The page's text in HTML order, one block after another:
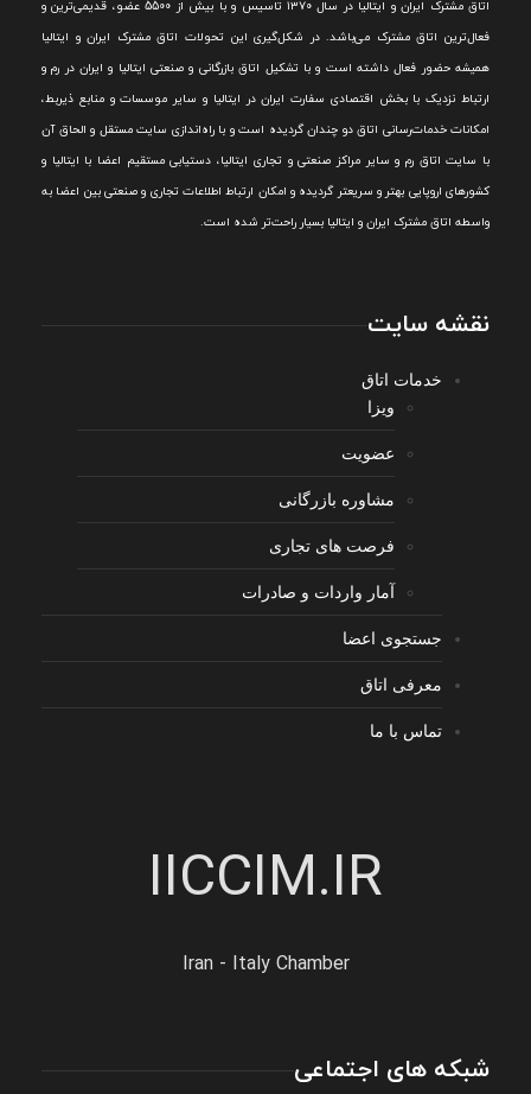
اتاق مشترک ایران و ایتالیا در سال ۱۳۷۰ تاسیس و با بیش از 5500 عضو، قدیمی‌ترین و
فعال‌ترین اتاق مشترک می‌باشد.در شکل‌گيری اين تحولات اتاق مشترک ايران و ايتاليا
هميشه حضور فعال داشته است و با تشکيل اتاق بازرگانی و صنعتی ايتاليا و ايران در رم و
ارتباط نزديک با بخش اقتصادی سفارت ايران در ايتاليا و ساير موسسات و منابع ذيربط،
امکانات خدمات‌رسانی اتاق دو چندان گرديده است و با راه‌اندازی سايت مستقل و الحاق آن
با سايت اتاق رم و ساير مراکز صنعتی و تجاری ايتاليا، دستيابی مستقيم اعضا با ايتاليا و
کشورهای اروپایی بهتر و سريعتر گرديده و امکان ارتباط اطلاعات تجاری و صنعتی بين اعضا به
واسطه اتاق مشترک ایران و ایتالیا بسیار راحت‌تر شده است.
نقشه سایت
خدمات اتاق
ویزا
عضویت
مشاوره بازرگانی
فرصت های تجاری
آمار واردات و صادرات
جستجوی اعضا
معرفی اتاق
تماس با ما
IICCIM.IR
Iran - Italy Chamber
شبکه های اجتماعی